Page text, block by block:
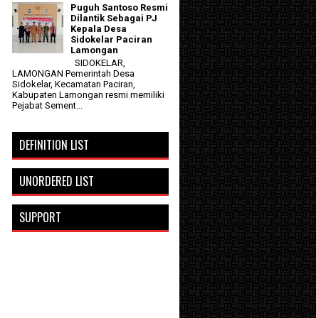
Puguh Santoso Resmi
Dilantik Sebagai PJ
Kepala Desa
Sidokelar Paciran
Lamongan
SIDOKELAR,
LAMONGAN Pemerintah Desa
Sidokelar, Kecamatan Paciran,
Kabupaten Lamongan resmi memiliki
Pejabat Sement...
DEFINITION LIST
UNORDERED LIST
SUPPORT